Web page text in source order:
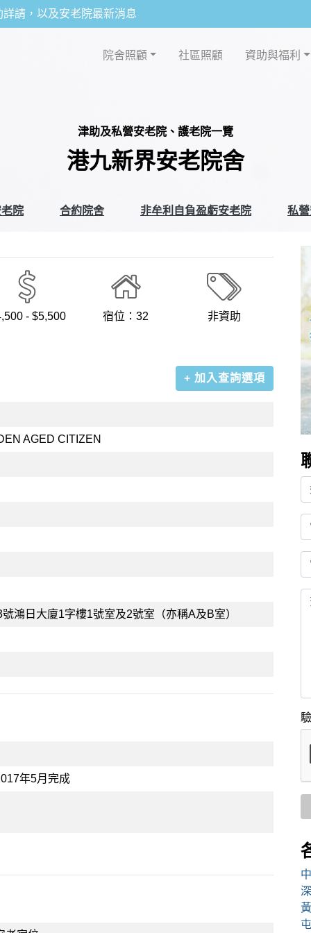
請，以及安老院最新消息
院舍照顧 社區照顧 資助與福利
津助及私營安老院、護老院一覽
港九新界安老院舍
院 合約院舍 非牟利自負盈虧安老院 私
- $5,500 宿位：32 非資助
+ 加入查詢選項
AGED CITIZEN
鴻日大廈1字樓1號室及2號室（亦稱A及B室）
年5月完成